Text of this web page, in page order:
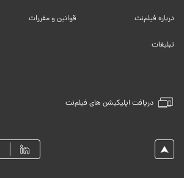
دریافت اپلیکیشن های فیلم‌نت
درباره فیلم‌نت قوانین و مقررات
تبلیغات